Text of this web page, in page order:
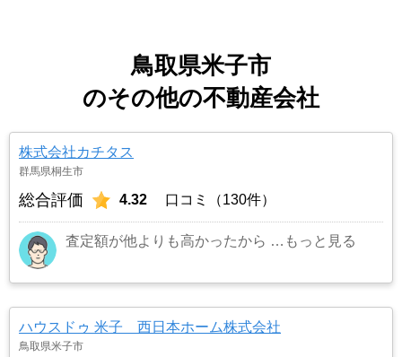
鳥取県米子市
のその他の不動産会社
株式会社カチタス
群馬県桐生市
総合評価 4.32 口コミ（130件）
査定額が他よりも高かったから …もっと見る
ハウスドゥ 米子 西日本ホーム株式会社
鳥取県米子市